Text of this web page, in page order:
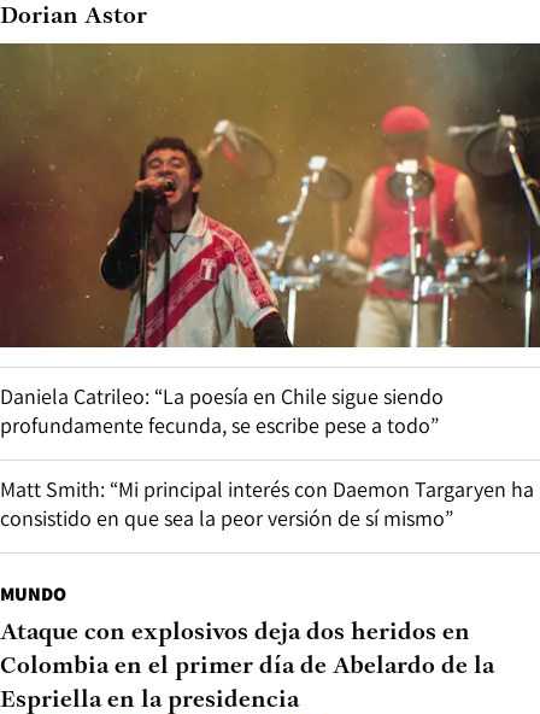
Dorian Astor
Daniela Catrileo: “La poesía en Chile sigue siendo
profundamente fecunda, se escribe pese a todo”
Matt Smith: “Mi principal interés con Daemon Targaryen ha
consistido en que sea la peor versión de sí mismo”
MUNDO
Ataque con explosivos deja dos heridos en
Colombia en el primer día de Abelardo de la
Espriella en la presidencia